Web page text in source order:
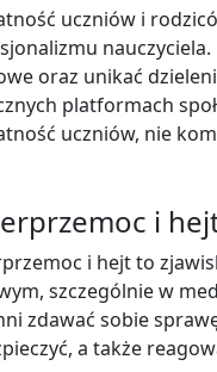
uczniów i
oraz unikać
platformach
uczniów, nie
i
i hejt to
szczególnie w
zdawać sobie
a także